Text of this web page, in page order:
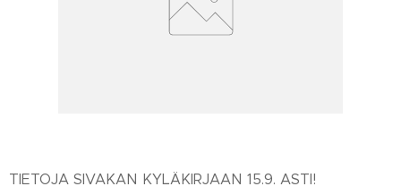
TIETOJA SIVAKAN KYLÄKIRJAAN 15.9. ASTI!